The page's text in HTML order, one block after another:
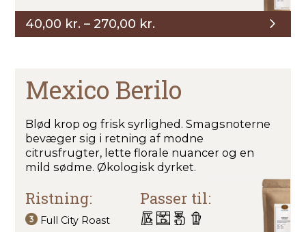
40,00 kr. – 270,00 kr.Prisinterval:
40,00 kr.
270,00 kr.
Mexico Berilo
Blød krop og frisk syrlighed. Smagsnoterne
bevæger sig i retning af modne
citrusfrugter, lette florale nuancer og en
mild sødme. Økologisk dyrket.
Ristning:
Full City Roast
Passer til: